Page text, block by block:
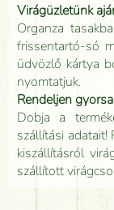
Virágüzletünk
Organza
frissentartó-só
üdvözlő kártya
nyomtatjuk.
Rendeljen
Dobja a
szállítási adatait!
kiszállításról
szállított